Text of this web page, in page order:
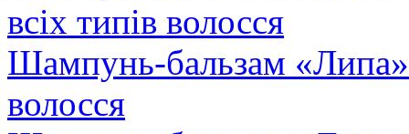
всіх типів волосся
Шампунь-бальзам «Липа»
волосся